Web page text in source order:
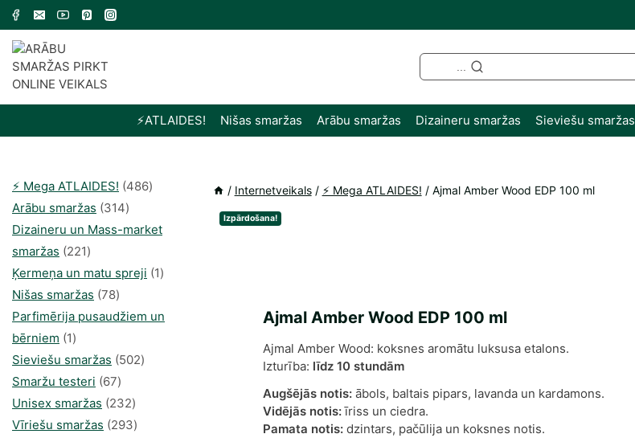
Skip
content
⚡️ATLAIDES! Nišas smaržas Arābu smaržas Dizaineru smaržas Sieviešu smaržas
/ Internetveikals / ⚡️ Mega ATLAIDES! / Ajmal Amber Wood EDP 100 ml
Izpārdošana!
Ajmal Amber Wood EDP 100 ml
Ajmal Amber Wood: koksnes aromātu luksusa etalons.
Izturība: līdz 10 stundām
Augšējās notis:ābols, baltais pipars, lavanda un kardamons.
Vidējās notis:īriss un ciedra.
Pamata notis:dzintars, pačūlija un koksnes notis.
⚡️ Mega ATLAIDES! 486486
Arābu smaržas 314314
produkti
Dizaineru un Mass-market
smaržas 221221
produkts
Ķermeņa un matu spreji 11
Nišas smaržas 7878
produkts
Parfimērija pusaudžiem un
bērniem 11
produkti
Sieviešu smaržas 502502
Smaržu testeri 6767
produkts
Unisex smaržas 232232
produkts
Vīriešu smaržas 293293